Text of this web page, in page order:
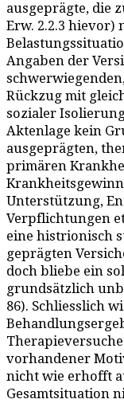
ausgeprägte, die
Erw. 2.2.3 hievor)
Angaben der
Rückzug mit
sozialer
Aktenlage kein
ausgeprägten,
primären
Unterstützung,
Verpflichtungen
eine histrionisch
geprägten
doch bliebe ein
grundsätzlich
86). Schliesslich
vorhandener
nicht wie erhofft
Gesamtsituation